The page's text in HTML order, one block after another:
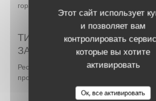
Этот сайт использует
и позволяет вам
контролировать
которые вы хотите
активировать
Ок, все активировать
гора, домашний, Традиционная кухня
ТИП
ЗАВЕДЕНИЯ
Ресторан местного
производства